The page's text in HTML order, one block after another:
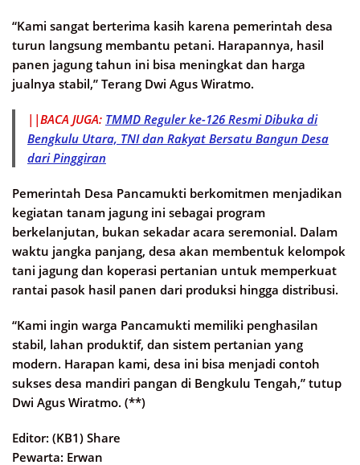
“Kami sangat berterima kasih karena pemerintah desa
turun langsung membantu petani. Harapannya, hasil
panen jagung tahun ini bisa meningkat dan harga
jualnya stabil,” Terang Dwi Agus Wiratmo.
||BACA JUGA: TMMD Reguler ke-126 Resmi Dibuka di
Bengkulu Utara, TNI dan Rakyat Bersatu Bangun Desa
dari Pinggiran
Pemerintah Desa Pancamukti berkomitmen menjadikan
kegiatan tanam jagung ini sebagai program
berkelanjutan, bukan sekadar acara seremonial. Dalam
waktu jangka panjang, desa akan membentuk kelompok
tani jagung dan koperasi pertanian untuk memperkuat
rantai pasok hasil panen dari produksi hingga distribusi.
“Kami ingin warga Pancamukti memiliki penghasilan
stabil, lahan produktif, dan sistem pertanian yang
modern. Harapan kami, desa ini bisa menjadi contoh
sukses desa mandiri pangan di Bengkulu Tengah,” tutup
Dwi Agus Wiratmo. (**)
Editor: (KB1) Share
Pewarta: Erwan